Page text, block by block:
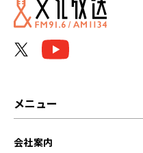
メニュー
会社案内